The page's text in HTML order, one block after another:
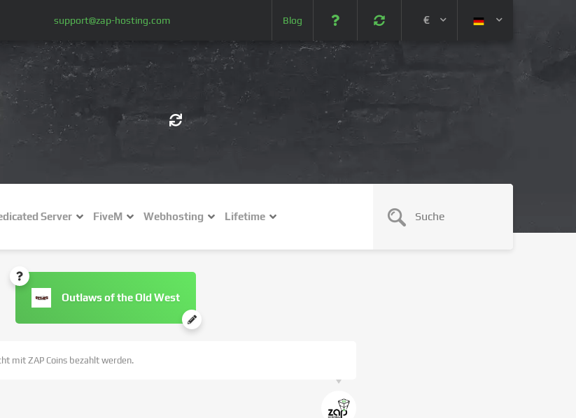
support@zap-hosting.com Blog €
Server FiveM Webhosting Lifetime
Outlaws of the Old West
mit ZAP Coins bezahlt werden.